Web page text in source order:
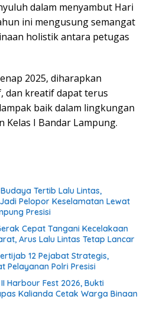
dalam menyambut Hari
ini mengusung semangat
holistik antara petugas
2025, diharapkan
dan kreatif dapat terus
baik dalam lingkungan
Kelas I Bandar Lampung.
Tertib Lalu Lintas,
Pelopor Keselamatan Lewat
Presisi
Cepat Tangani Kecelakaan
Arus Lalu Lintas Tetap Lancar
12 Pejabat Strategis,
Pelayanan Polri Presisi
Harbour Fest 2026, Bukti
Kalianda Cetak Warga Binaan